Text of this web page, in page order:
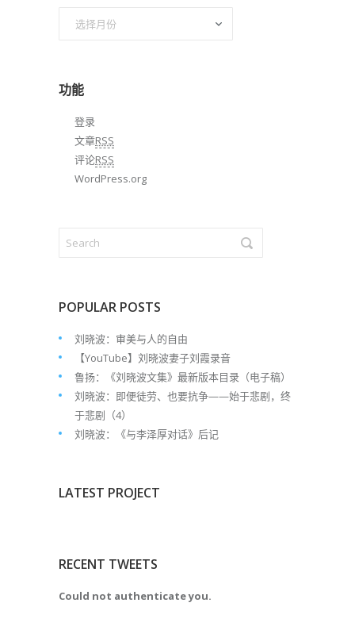
功能
登录
文章RSS
评论RSS
WordPress.org
POPULAR POSTS
刘晓波：审美与人的自由
【YouTube】刘晓波妻子刘霞录音
鲁扬：《刘晓波文集》最新版本目录（电子稿）
刘晓波：即便徒劳、也要抗争——始于悲剧，终
于悲剧（4）
刘晓波：《与李泽厚对话》后记
LATEST PROJECT
RECENT TWEETS
Could not authenticate you.